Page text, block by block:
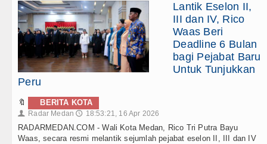
Lantik Eselon II,
III dan IV, Rico
Waas Beri
Deadline 6 Bulan
bagi Pejabat Baru
Untuk Tunjukkan
Peru
🔖 BERITA KOTA
👤 Radar Medan 🕔 18:53:21, 16 Apr 2026
RADARMEDAN.COM - Wali Kota Medan, Rico Tri Putra Bayu
Waas, secara resmi melantik sejumlah pejabat eselon II, III dan IV